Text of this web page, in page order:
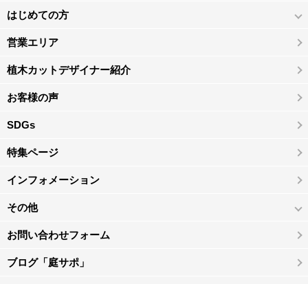
はじめての方
営業エリア
植木カットデザイナー紹介
お客様の声
SDGs
特集ページ
インフォメーション
その他
お問い合わせフォーム
ブログ「庭サポ」